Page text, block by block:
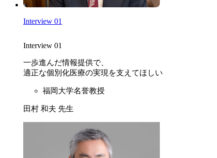
Interview 01
Interview 01
一歩進んだ情報提供で、
適正な個別化医療の実現を支えてほしい
福岡大学名誉教授
田村 和夫 先生